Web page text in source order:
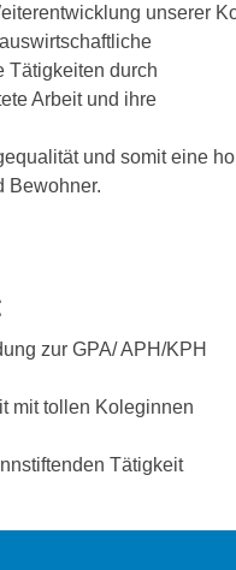
unserer
Tätigkeiten durch
Arbeit und ihre
und somit eine
Bewohner.
zur GPA/ APH/KPH
mit tollen Koleginnen
Tätigkeit